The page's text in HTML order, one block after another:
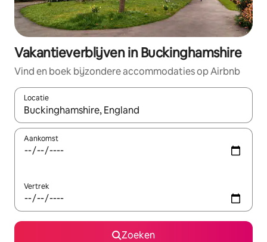
Vakantieverblijven in Buckinghamshire
Vind en boek bijzondere accommodaties op Airbnb
Locatie
Wanneer er resultaten beschikbaar zijn, maak je een keuze
Aankomst
Vertrek
Zoeken